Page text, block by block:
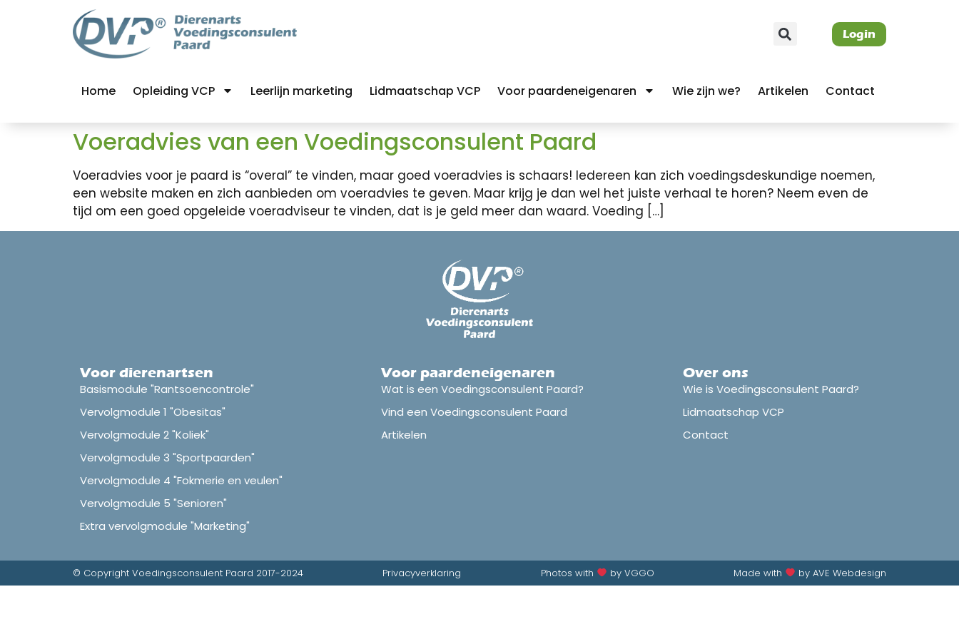
Login
Home Opleiding VCP Leerlijn marketing Lidmaatschap VCP Voor paardeneigenaren Wie zijn we? Artikelen Contact
Voeradvies van een Voedingsconsulent Paard
Voeradvies voor je paard is “overal” te vinden, maar goed voeradvies is schaars! Iedereen kan zich voedingsdeskundige noemen,
een website maken en zich aanbieden om voeradvies te geven. Maar krijg je dan wel het juiste verhaal te horen? Neem even de
tijd om een goed opgeleide voeradviseur te vinden, dat is je geld meer dan waard. Voeding […]
Voor dierenartsen
Basismodule "Rantsoencontrole"
Vervolgmodule 1 "Obesitas"
Vervolgmodule 2 "Koliek"
Vervolgmodule 3 "Sportpaarden"
Vervolgmodule 4 "Fokmerie en veulen"
Vervolgmodule 5 "Senioren"
Extra vervolgmodule "Marketing"
Voor paardeneigenaren
Wat is een Voedingsconsulent Paard?
Vind een Voedingsconsulent Paard
Artikelen
Over ons
Wie is Voedingsconsulent Paard?
Lidmaatschap VCP
Contact
© Copyright Voedingsconsulent Paard 2017-2024 Privacyverklaring Photos with by VGGO Made with by AVE Webdesign